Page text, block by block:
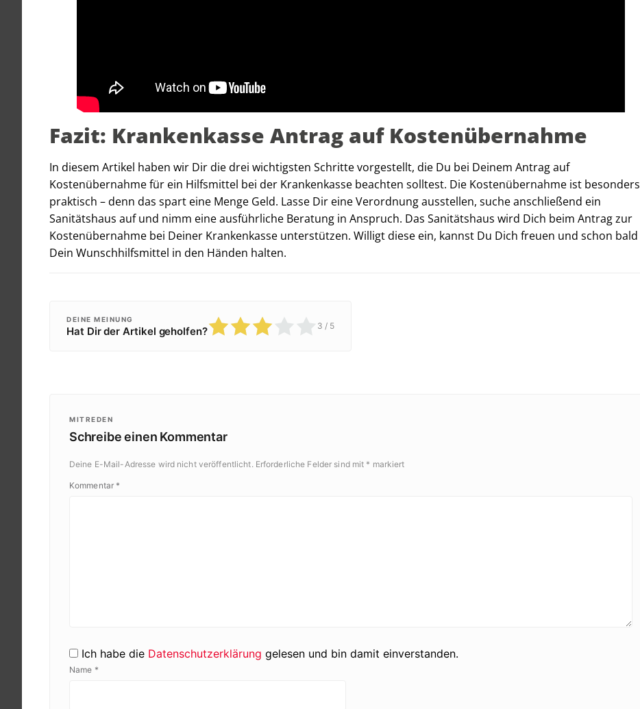
Fazit: Krankenkasse Antrag auf Kostenübernahme
In diesem Artikel haben wir Dir die drei wichtigsten Schritte vorgestellt, die Du bei Deinem Antrag auf
Kostenübernahme für ein Hilfsmittel bei der Krankenkasse beachten solltest. Die Kostenübernahme ist besonders
praktisch – denn das spart eine Menge Geld. Lasse Dir eine Verordnung ausstellen, suche anschließend ein
Sanitätshaus auf und nimm eine ausführliche Beratung in Anspruch. Das Sanitätshaus wird Dich beim Antrag zur
Kostenübernahme bei Deiner Krankenkasse unterstützen. Willigt diese ein, kannst Du Dich freuen und schon bald
Dein Wunschhilfsmittel in den Händen halten.
DEINE MEINUNG
Hat Dir der Artikel geholfen? 3 / 5
MITREDEN
Schreibe einen Kommentar
Deine E-Mail-Adresse wird nicht veröffentlicht. Erforderliche Felder sind mit * markiert
Kommentar *
Ich habe die Datenschutzerklärung gelesen und bin damit einverstanden.
Name *